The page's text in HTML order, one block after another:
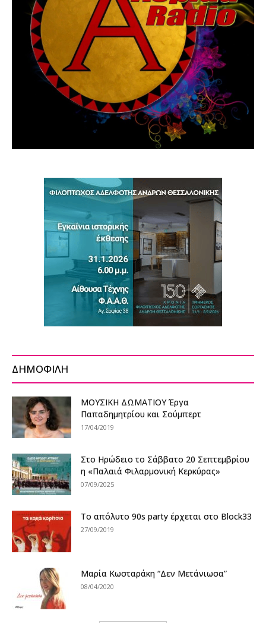
ΔΗΜΟΦΙΛΗ
ΜΟΥΣΙΚΗ ΔΩΜΑΤΙΟΥ Έργα
Παπαδημητρίου και Σούμπερτ
17/04/2019
Στο Ηρώδειο το Σάββατο 20 Σεπτεμβρίου
η «Παλαιά Φιλαρμονική Κερκύρας»
07/09/2025
Το απόλυτο 90s party έρχεται στο Block33
27/09/2019
Μαρία Κωσταράκη “Δεν Μετάνιωσα”
08/04/2020